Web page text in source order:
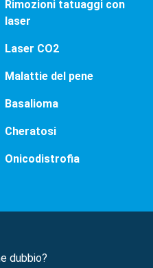
Rimozioni tatuaggi con
laser
Laser CO2
Malattie del pene
Basalioma
Cheratosi
Onicodistrofia
dubbio?